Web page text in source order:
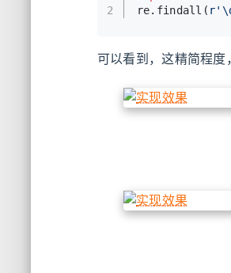
2
re.findall(
可以看到，这精简程度